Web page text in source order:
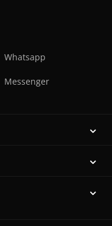
Whatsapp
Messenger